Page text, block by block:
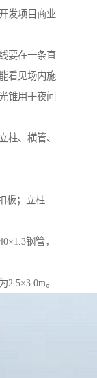
发项目商业
要在一条直
看见场内施
锥用于夜间
柱、横管、
板；立柱
钢管，
。